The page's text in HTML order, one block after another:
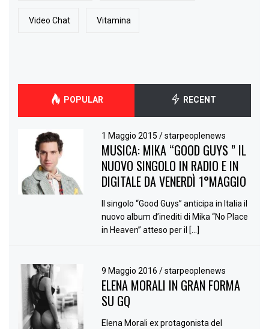
Video Chat Vitamina
POPULAR RECENT
1 Maggio 2015/ starpeoplenews
MUSICA: MIKA “GOOD GUYS ” IL
NUOVO SINGOLO IN RADIO E IN
DIGITALE DA VENERDÌ 1°MAGGIO
Il singolo “Good Guys” anticipa in Italia il
nuovo album d’inediti di Mika “No Place
in Heaven” atteso per il […]
9 Maggio 2016/ starpeoplenews
ELENA MORALI IN GRAN FORMA
SU GQ
Elena Morali ex protagonista del